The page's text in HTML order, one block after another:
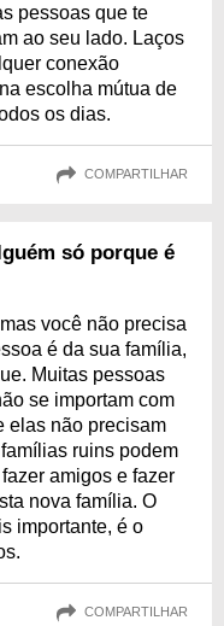
pessoas que te
ao seu lado. Laços
conexão
escolha mútua de
os dias.
COMPARTILHAR
só porque é
você não precisa
é da sua família,
Muitas pessoas
se importam com
elas não precisam
ruins podem
amigos e fazer
nova família. O
importante, é o
COMPARTILHAR